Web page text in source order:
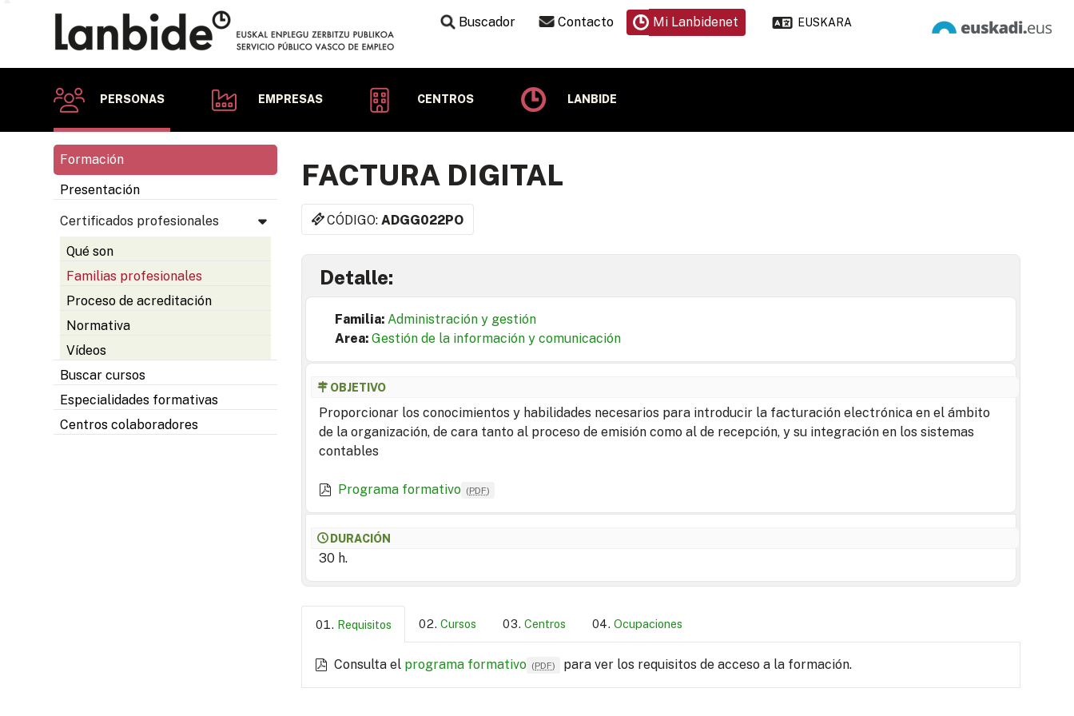
Buscador Contacto Mi Lanbidenet EUSKARA
PERSONAS EMPRESAS CENTROS LANBIDE
Formación
Presentación
Certificados profesionales
Qué son
Familias profesionales
Proceso de acreditación
Normativa
Vídeos
Buscar cursos
Especialidades formativas
Centros colaboradores
FACTURA DIGITAL
CÓDIGO:ADGG022PO
Detalle:
Familia: Administración y gestión
Area: Gestión de la información y comunicación
OBJETIVO
Proporcionar los conocimientos y habilidades necesarios para introducir la facturación electrónica en el ámbito
de la organización, de cara tanto al proceso de emisión como al de recepción, y su integración en los sistemas
contables
Programa formativo (PDF)
DURACIÓN
30 h.
Requisitos Cursos Centros Ocupaciones
Consulta el programa formativo (PDF) para ver los requisitos de acceso a la formación.